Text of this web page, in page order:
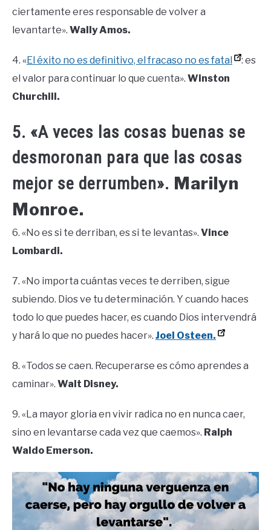
ciertamente eres responsable de volver a
levantarte». Wally Amos.
4. «El éxito no es definitivo, el fracaso no es fatal
: es
el valor para continuar lo que cuenta». Winston
Churchill.
5. «A veces las cosas buenas se
desmoronan para que las cosas
mejor se derrumben». Marilyn
Monroe.
6. «No es si te derriban, es si te levantas». Vince
Lombardi.
7. «No importa cuántas veces te derriben, sigue
subiendo. Dios ve tu determinación. Y cuando haces
todo lo que puedes hacer, es cuando Dios intervendrá
y hará lo que no puedes hacer». Joel Osteen.
8. «Todos se caen. Recuperarse es cómo aprendes a
caminar». Walt Disney.
9. «La mayor gloria en vivir radica no en nunca caer,
sino en levantarse cada vez que caemos». Ralph
Waldo Emerson.